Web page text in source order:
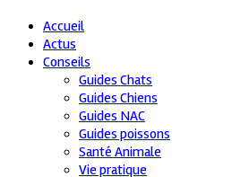
Accueil
Actus
Conseils
Guides Chats
Guides Chiens
Guides NAC
Guides poissons
Santé Animale
Vie pratique